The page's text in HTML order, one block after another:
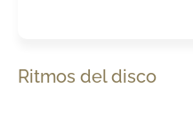
Ritmos del disco